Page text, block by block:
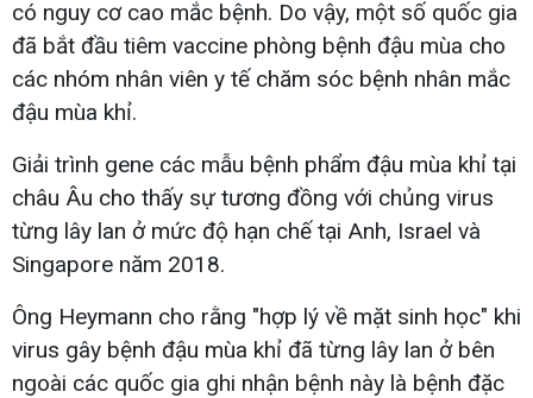
có nguy cơ cao mắc bệnh. Do vậy, một số quốc gia
đã bắt đầu tiêm vaccine phòng bệnh đậu mùa cho
các nhóm nhân viên y tế chăm sóc bệnh nhân mắc
đậu mùa khỉ.
Giải trình gene các mẫu bệnh phẩm đậu mùa khỉ tại
châu Âu cho thấy sự tương đồng với chủng virus
từng lây lan ở mức độ hạn chế tại Anh, Israel và
Singapore năm 2018.
Ông Heymann cho rằng "hợp lý về mặt sinh học" khi
virus gây bệnh đậu mùa khỉ đã từng lây lan ở bên
ngoài các quốc gia ghi nhận bệnh này là bệnh đặc